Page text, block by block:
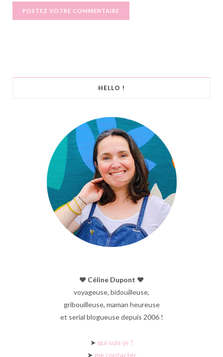
HELLO !
♥︎ Céline Dupont ♥︎
voyageuse, bidouilleuse,
gribouilleuse, maman heureuse
et serial blogueuse depuis 2006 !
➤ qui suis-je ?
➤ me contacter